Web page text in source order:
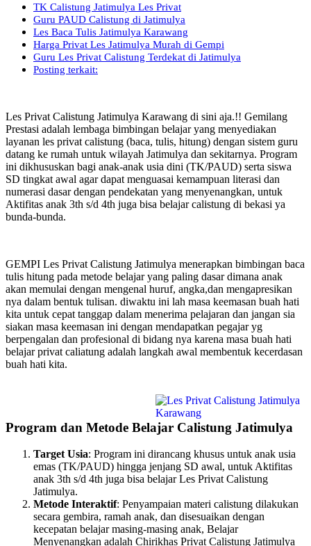
TK Calistung Jatimulya Les Privat
Guru PAUD Calistung di Jatimulya
Les Baca Tulis Jatimulya Karawang
Harga Privat Les Jatimulya Murah di Gempi
Guru Les Privat Calistung Terdekat di Jatimulya
Posting terkait:
Les Privat Calistung Jatimulya Karawang di sini aja.!! Gemilang
Prestasi adalah lembaga bimbingan belajar yang menyediakan
layanan les privat calistung (baca, tulis, hitung) dengan sistem guru
datang ke rumah untuk wilayah Jatimulya dan sekitarnya. Program
ini dikhususkan bagi anak-anak usia dini (TK/PAUD) serta siswa
SD tingkat awal agar dapat menguasai kemampuan literasi dan
numerasi dasar dengan pendekatan yang menyenangkan, untuk
Aktifitas anak 3th s/d 4th juga bisa belajar calistung di bekasi ya
bunda-bunda.
GEMPI Les Privat Calistung Jatimulya menerapkan bimbingan baca
tulis hitung pada metode belajar yang paling dasar dimana anak
akan memulai dengan mengenal huruf, angka,dan mengapresikan
nya dalam bentuk tulisan. diwaktu ini lah masa keemasan buah hati
kita untuk cepat tanggap dalam menerima pelajaran dan jangan sia
siakan masa keemasan ini dengan mendapatkan pegajar yg
berpengalan dan profesional di bidang nya karena masa buah hati
belajar privat caliatung adalah langkah awal membentuk kecerdasan
buah hati kita.
Program dan Metode Belajar Calistung Jatimulya
Target Usia: Program ini dirancang khusus untuk anak usia
emas (TK/PAUD) hingga jenjang SD awal, untuk Aktifitas
anak 3th s/d 4th juga bisa belajar Les Privat Calistung
Jatimulya.
Metode Interaktif: Penyampaian materi calistung dilakukan
secara gembira, ramah anak, dan disesuaikan dengan
kecepatan belajar masing-masing anak, Belajar
Menyenangkan adalah Chirikhas Privat Calistung Jatimulya